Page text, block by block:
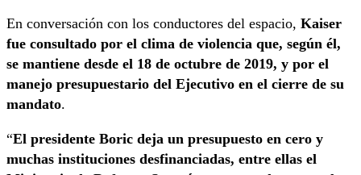
En conversación con los conductores del espacio, Kaiser
fue consultado por el clima de violencia que, según él,
se mantiene desde el 18 de octubre de 2019, y por el
manejo presupuestario del Ejecutivo en el cierre de su
mandato.
“El presidente Boric deja un presupuesto en cero y
muchas instituciones desfinanciadas, entre ellas el